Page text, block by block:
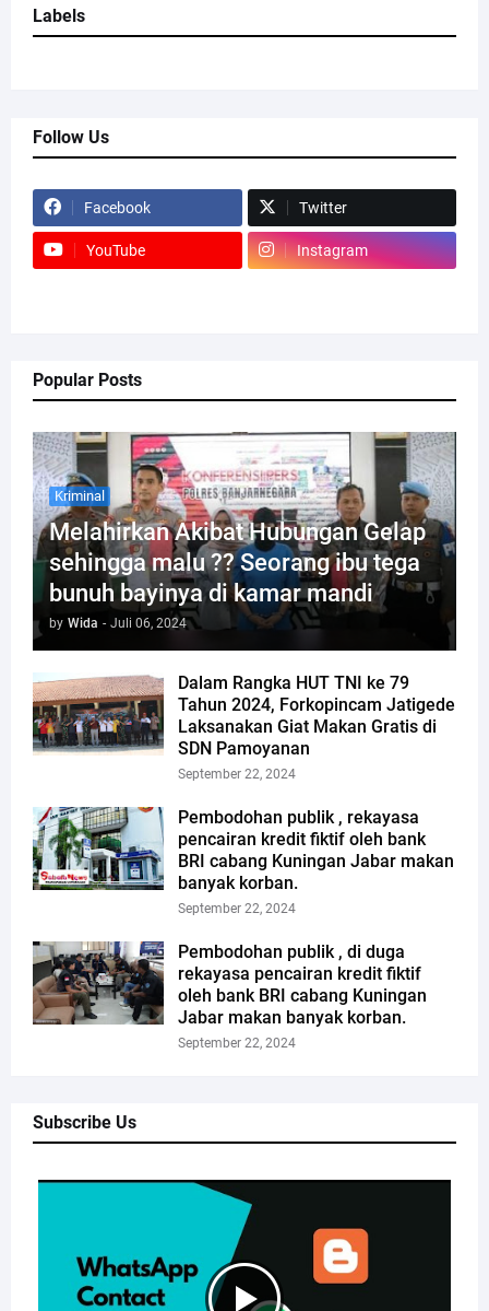
Labels
Follow Us
Facebook Twitter
YouTube Instagram
Popular Posts
Kriminal
Melahirkan Akibat Hubungan Gelap
sehingga malu ?? Seorang ibu tega
bunuh bayinya di kamar mandi
by Wida - Juli 06, 2024
Dalam Rangka HUT TNI ke 79
Tahun 2024, Forkopincam Jatigede
Laksanakan Giat Makan Gratis di
SDN Pamoyanan
September 22, 2024
Pembodohan publik , rekayasa
pencairan kredit fiktif oleh bank
BRI cabang Kuningan Jabar makan
banyak korban.
September 22, 2024
Pembodohan publik , di duga
rekayasa pencairan kredit fiktif
oleh bank BRI cabang Kuningan
Jabar makan banyak korban.
September 22, 2024
Subscribe Us